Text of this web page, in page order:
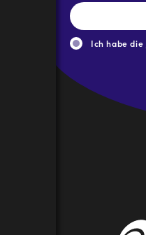
E-
Mail-
Adresse *
Ich habe die